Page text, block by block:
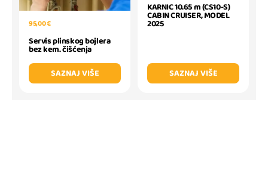
95,00 €
Servis plinskog bojlera
bez kem. čišćenja
SAZNAJ VIŠE
KARNIC 10.65 m (CS10-S)
CABIN CRUISER, MODEL
2025
SAZNAJ VIŠE